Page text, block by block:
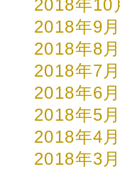
2018年10
2018年9月
2018年8月
2018年7月
2018年6月
2018年5月
2018年4月
2018年3月